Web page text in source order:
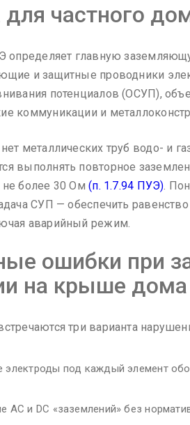
частного
определяет главную
и защитные проводники
потенциалов (ОСУП),
коммуникации и
металлических труб водо- и
выполнять повторное
не более 30 Ом(п. 1.7.94 ПУЭ) .
СУП — обеспечить
аварийный режим.
ошибки при
на крыше дома
три варианта
электроды под каждый элемент
AC и DC «заземлений» без